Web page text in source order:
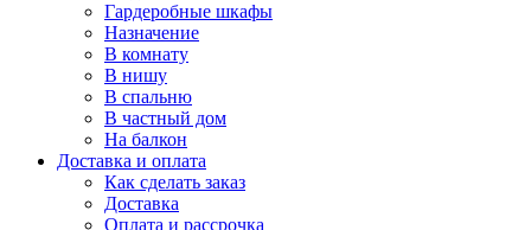
Гардеробные шкафы
Назначение
В комнату
В нишу
В спальню
В частный дом
На балкон
Доставка и оплата
Как сделать заказ
Доставка
Оплата и рассрочка